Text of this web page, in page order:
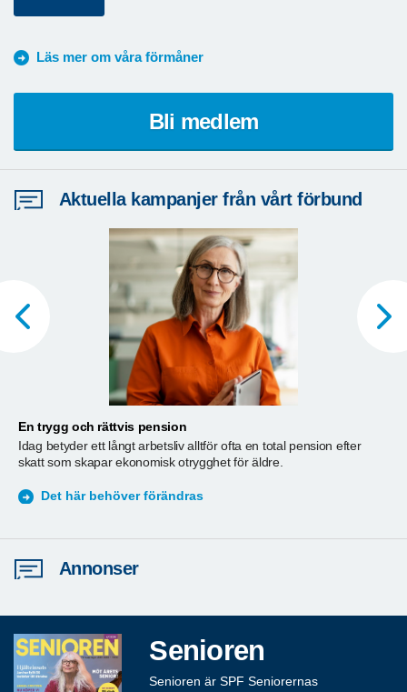
Läs mer om våra förmåner
Bli medlem
Aktuella kampanjer från vårt förbund
En trygg och rättvis pension
Idag betyder ett långt arbetsliv alltför ofta en total pension efter
skatt som skapar ekonomisk otrygghet för äldre.
Det här behöver förändras
Annonser
Senioren
Senioren är SPF Seniorernas